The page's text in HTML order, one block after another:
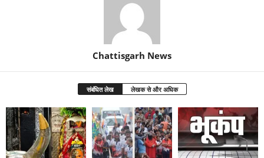
Chattisgarh News
संबंधित लेख लेखक से और अधिक